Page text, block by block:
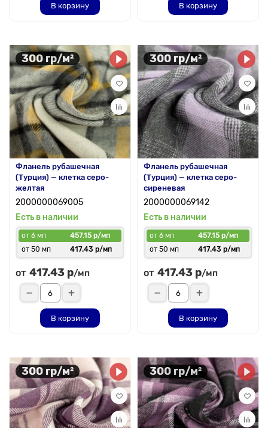
В корзину В корзину
300 гр/м²
Фланель рубашечная
(Турция) — клетка серо-
желтая
2000000069005
Есть в наличии
от 6 мп
457.15 р/мп
от 50 мп
417.43 р/мп
от 417.43 р/мп
В корзину
300 гр/м²
Фланель рубашечная
(Турция) — клетка серо-
сиреневая
2000000069142
Есть в наличии
от 6 мп
457.15 р/мп
от 50 мп
417.43 р/мп
от 417.43 р/мп
В корзину
300 гр/м² 300 гр/м²